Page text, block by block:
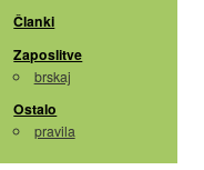
Članki
Zaposlitve
brskaj
Ostalo
pravila